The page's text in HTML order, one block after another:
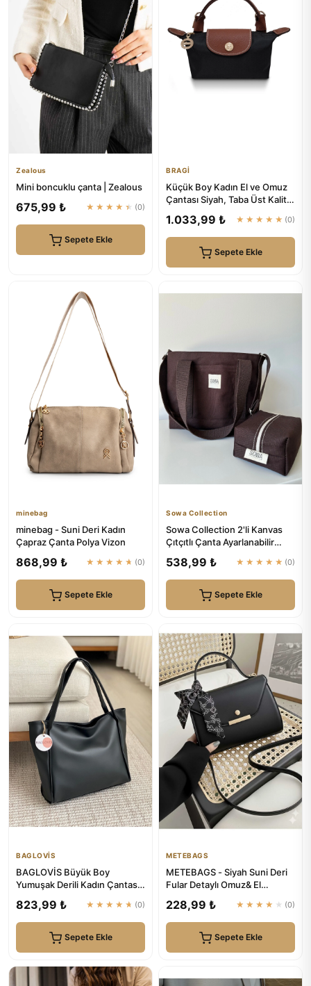
Zealous
Mini boncuklu çanta | Zealous
675,99 ₺ ★★★★★ (0)
Sepete Ekle
BRAGİ
Küçük Boy Kadın El ve Omuz
Çantası Siyah, Taba Üst Kalite
1.033,99 ₺ ★★★★★ (0)
Sepete Ekle
minebag
minebag - Suni Deri Kadın
Çapraz Çanta Polya Vizon
868,99 ₺ ★★★★★ (0)
Sepete Ekle
Sowa Collection
Sowa Collection 2'li Kanvas
Çıtçıtlı Çanta Ayarlanabilir
538,99 ₺ ★★★★★ (0)
Sepete Ekle
BAGLOVİS
BAGLOVİS Büyük Boy
Yumuşak Derili Kadın Çantası
823,99 ₺ ★★★★★ (0)
Sepete Ekle
METEBAGS
METEBAGS - Siyah Suni Deri
Fular Detaylı Omuz& El
228,99 ₺ ★★★★★ (0)
Sepete Ekle